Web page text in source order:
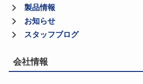
製品情報
お知らせ
スタッフブログ
会社情報